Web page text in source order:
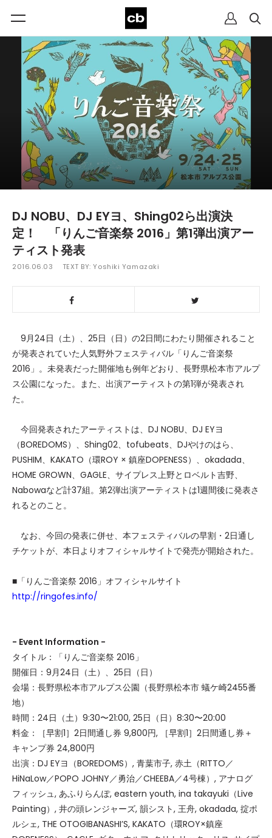
DJ NOBU、DJ EYヨ、Shing02ら出演決
定！ 「りんご音楽祭 2016」第1弾出演アー
ティスト発表
2016.06.03 TEXT BY:Yoshiki Yamazaki
9月24日（土）、25日（日）の2日間にわたり開催されること
が発表されていた人気野外フェスティバル「りんご音楽祭
2016」。未発表だった開催地も例年どおり、長野県松本市アルプ
ス公園になった。また、出演アーティストの第1弾が発表され
た。
今回発表されたアーティストは、DJ NOBU、DJ EYヨ
（BOREDOMS）、Shing02、tofubeats、DJやけのはら、
PUSHIM、KAKATO（環ROY × 鎮座DOPENESS）、okadada、
HOME GROWN、GAGLE、サイプレス上野とロベルト吉野、
Nabowaなど計37組。第2弾出演アーティストは1週間後に発表さ
れるとのこと。
なお、今回の発表に併せ、本フェスティバルの早割・2日通し
チケットが、本日よりオフィシャルサイトで発売が開始された。
■「りんご音楽祭 2016」オフィシャルサイト
http://ringofes.info/
- Event Information -
タイトル：「りんご音楽祭 2016」
開催日：9月24日（土）、25日（日）
会場：長野県松本市アルプス公園（長野県松本市 蟻ケ崎2455番
地）
時間：24日（土）9:30〜21:00, 25日（日）8:30〜20:00
料金：［早割1］2日間通し券 9,800円, ［早割1］2日間通し券＋
キャンプ券 24,800円
出演：DJ EYヨ（BOREDOMS）, 青葉市子, 赤土（RITTO／
HiNaLow／POPO JOHNY／勇治／CHEEBA／4号棟）, アナログ
フィッシュ, あふりらんぽ, eastern youth, ina takayuki（Live
Painting）, 井の頭レンジャーズ, 韻シスト, 王舟, okadada, 掟ポ
ルシェ, THE OTOGIBANASHI’S, KAKATO（環ROY×鎮座